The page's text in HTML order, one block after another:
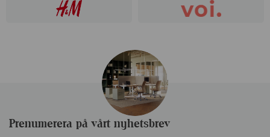
Prenumerera på vårt nyhetsbrev